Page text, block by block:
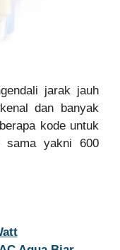
jarak jauh
dan banyak
kode untuk
sama yakni 600